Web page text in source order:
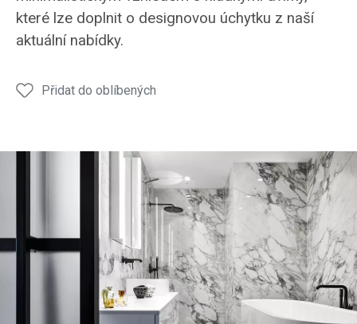
které lze doplnit o designovou úchytku z naší
aktuální nabídky.
Přidat do oblíbených